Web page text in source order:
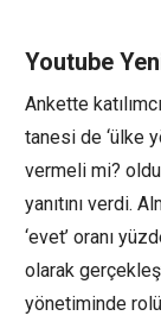
Youtube
Ankette
tanesi de ‘ülke
vermeli mi?
yanıtını verdi.
‘evet’ oranı
olarak
yönetiminde